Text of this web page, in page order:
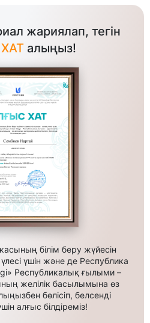
жариялап, тегін
алыңыз!
білім беру жүйесін
үшін және де Республика
Республикалық ғылыми –
желілік басылымына өз
бөлісіп, белсенді
алғыс білдіреміз!